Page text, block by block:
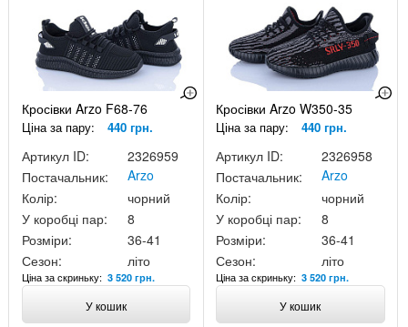
Кросівки Arzo F68-76
Ціна за пару: 440 грн.
Артикул ID:
2326959
Постачальник:
Arzo
Колір:
чорний
У коробці пар:
8
Розміри:
36-41
Сезон:
літо
Ціна за скриньку: 3 520 грн.
У кошик
Кросівки Arzo W350-35
Ціна за пару: 440 грн.
Артикул ID:
2326958
Постачальник:
Arzo
Колір:
чорний
У коробці пар:
8
Розміри:
36-41
Сезон:
літо
Ціна за скриньку:3 520 грн.
У кошик